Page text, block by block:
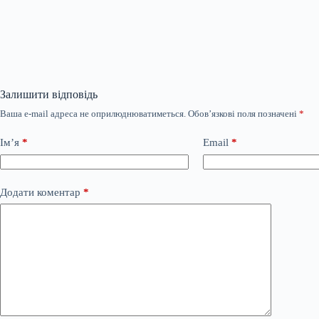
Залишити відповідь
Ваша e-mail адреса не оприлюднюватиметься. Обов’язкові поля позначені *
Ім’я * Email *
Додати коментар *